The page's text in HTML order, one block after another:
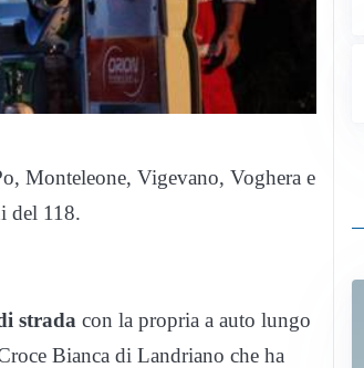
Monteleone, Vigevano, Voghera e
del 118.
strada con la propria a auto lungo
Bianca di Landriano che ha